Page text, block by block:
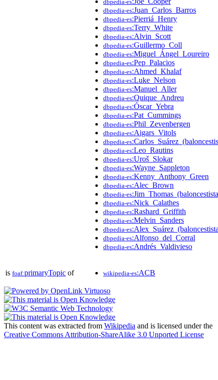
dbpedia-es
dbpedia-es:Juan_Carlos_Barros
dbpedia-es:Pierriá_Henry
dbpedia-es:Terry_White
dbpedia-es:Alvin_Scott
dbpedia-es:Guillermo_Coll
dbpedia-es:Miguel_Ángel_Loureiro
dbpedia-es:Pep_Palacios
dbpedia-es:Ahmed_Khalaf
dbpedia-es:Luke_Nelson
dbpedia-es:Manuel_Aller
dbpedia-es:Quique_Andreu
dbpedia-es:Óscar_Yebra
dbpedia-es:Pat_Cummings
dbpedia-es:Phil_Zevenbergen
dbpedia-es:Aigars_Vitols
dbpedia-es
dbpedia-es:Leo_Rautins
dbpedia-es:Uroš_Slokar
dbpedia-es:Wayne_Sappleton
dbpedia-es:Kenny_Anthony_Green
dbpedia-es:Alec_Brown
dbpedia-es
dbpedia-es:Nick_Calathes
dbpedia-es:Rashard_Griffith
dbpedia-es:Melvin_Sanders
dbpedia-es
dbpedia-es:Alfonso_del_Corral
dbpedia-es:Andrés_Valdivieso
is foaf:primaryTopic of wikipedia-es:ACB
This content was extracted from Wikipedia and is licensed under the
Creative Commons Attribution-ShareAlike 3.0 Unported License